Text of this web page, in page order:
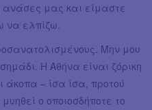
μας και είμαστε
να ελπίζω.
Μην μου
Η Αθήνα είναι ζόρικη
άκοπα – ίσα ίσα, προτού
ο οποιοσδήποτε το